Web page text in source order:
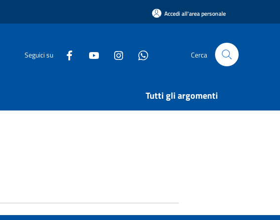
Accedi all'area personale
Seguici su Cerca
Tutti gli argomenti